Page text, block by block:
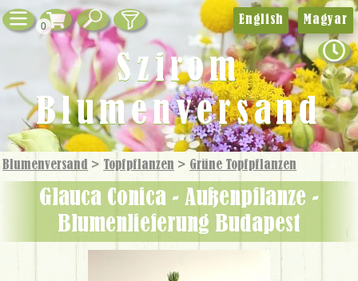
0
Blumenversand > Topfpflanzen > Grüne Topf­pflanzen
Glauca Conica - Außenpflanze -
Blumenlieferung Budapest
English Magyar
Szirom
Blumenversand